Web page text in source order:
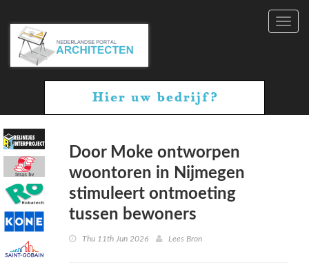
Door Moke ontworpen
woontoren in Nijmegen
stimuleert ontmoeting
tussen bewoners
Thu 11th Jun 2026 Lees Bron